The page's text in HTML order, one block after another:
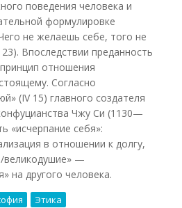
поведения человека и
формулировке
не желаешь себе, того не
Впоследствии преданность
отношения
Согласно
(IV 15) главного создателя
Чжу Си (1130—
«исчерпание себя»:
в отношении к долгу,
великодушие» —
на другого человека.
Этика